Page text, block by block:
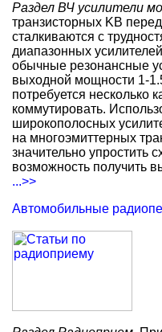
Раздел ВЧ усилители
транзисторных KB
сталкиваются с
диапазонных
обычные резонансные
выходной мощности 1-
потребуется несколько
коммутировать.
широкополосных
на многоэмиттерных
значительно упростить
возможность получить
...>>
Автомобильные